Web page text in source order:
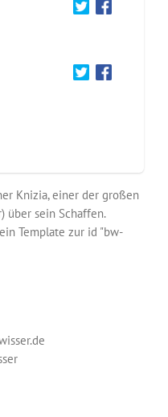
Knizia, einer der großen
über sein Schaffen.
Template zur id "bw-